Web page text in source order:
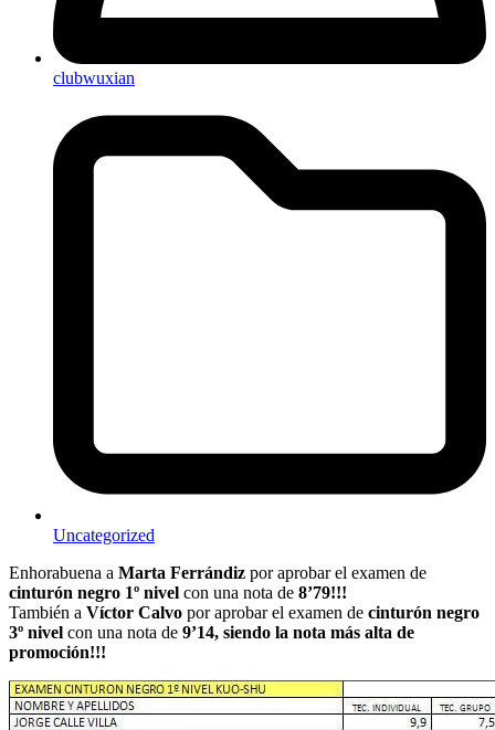
clubwuxian
Uncategorized
Enhorabuena a Marta Ferrándiz por aprobar el examen de
cinturón negro 1º nivel con una nota de 8’79!!!
También a Víctor Calvo por aprobar el examen de cinturón negro
3º nivel con una nota de 9’14, siendo la nota más alta de
promoción!!!